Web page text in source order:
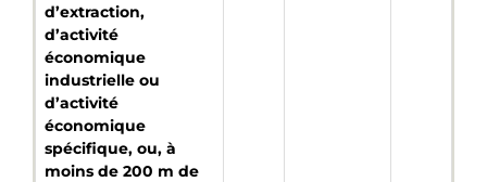
d’extraction,
d’activité
économique
industrielle ou
d’activité
économique
spécifique, ou, à
moins de 200 m de